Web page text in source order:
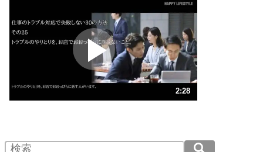
いらいらしない人になる30の方法
プラス思考
ポジティブになれない原因は、行動しないから。
ポジティブ思考になる30の方法
ストレス対策
人生、なんとかなるもの。
気楽に生きる30の方法
4 器の大きい人は、怒りを優しさで表現する。
2:28
2.0倍速 （291KB 1分14秒）